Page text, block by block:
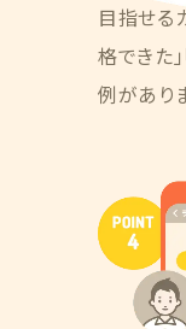
目指せる
格できた
例があり